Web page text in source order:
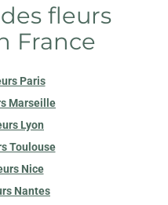
fleurs
France
Paris
Marseille
Lyon
Toulouse
Nice
Nantes